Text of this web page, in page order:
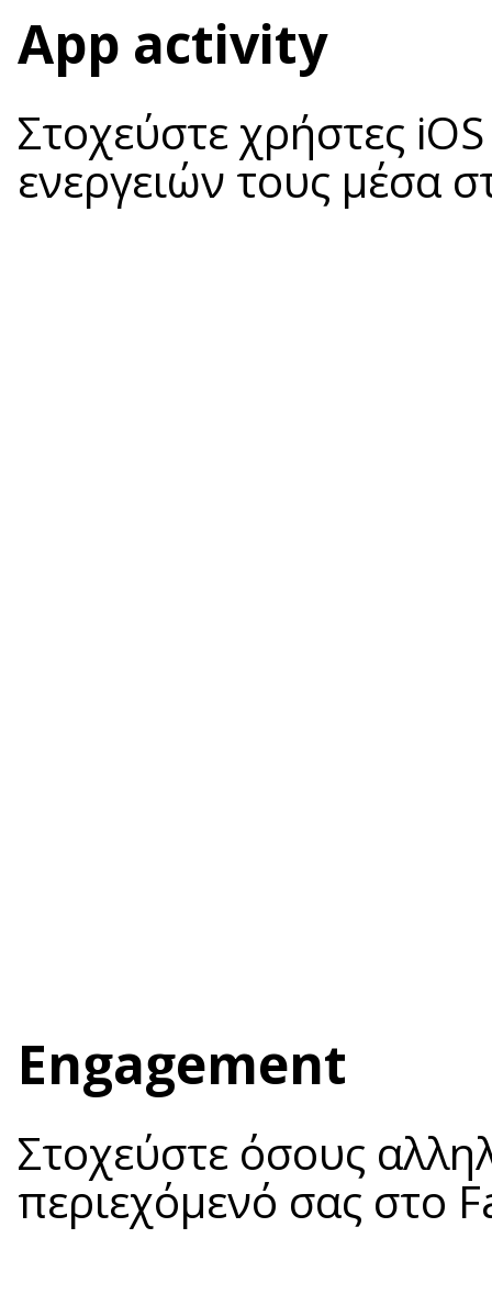
App activity
Στοχεύστε χρήστες
ενεργειών τους μέσα
Engagement
Στοχεύστε όσους
περιεχόμενό σας στο